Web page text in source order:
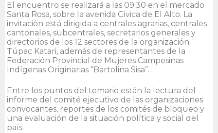
El encuentro se realizará a las 09.30 en el mercado
Santa Rosa, sobre la avenida Cívica de El Alto. La
invitación está dirigida a centrales agrarias, centrales
cantonales, subcentrales, secretarios generales y
directorios de los 12 sectores de la organización
Túpac Katari, además de representantes de la
Federación Provincial de Mujeres Campesinas
Indígenas Originarias “Bartolina Sisa”.
Entre los puntos del temario están la lectura del
informe del comité ejecutivo de las organizaciones
convocantes, reportes de los comités de bloqueo y
una evaluación de la situación política y social del
país.